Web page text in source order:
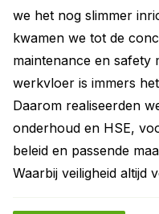
we het nog slimmer
kwamen we tot de
maintenance en safety
werkvloer is immers
Daarom realiseerden
onderhoud en HSE,
beleid en passende
Waarbij veiligheid altijd